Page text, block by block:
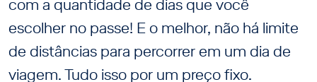
com a quantidade de dias que você
escolher no passe! E o melhor, não há limite
de distâncias para percorrer em um dia de
viagem. Tudo isso por um preço fixo.